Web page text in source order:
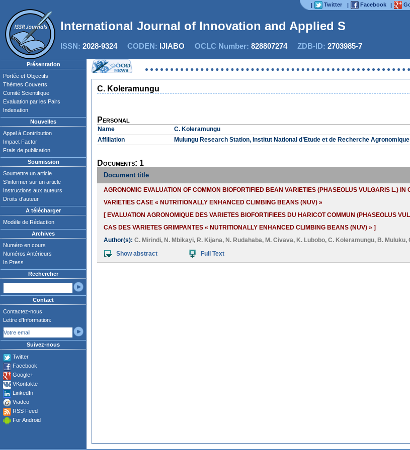
| Twitter | Facebook |
International Journal of Innovation and Applied Stu
ISSN: 2028-9324CODEN: IJIABO OCLC Number: 828807274ZDB-ID: 2703985-7
Présentation
Portée et Objectifs
Thèmes Couverts
Comité Scientifique
Evaluation par les Pairs
Indexation
Nouvelles
Appel à Contribution
Impact Factor
Frais de publication
Soumission
Soumettre un article
S'informer sur un article
Instructions aux auteurs
Droits d'auteur
A télécharger
Modèle de Rédaction
Archives
Numéro en cours
Numéros Antérieurs
In Press
Rechercher
Contact
Contactez-nous
Lettre d'Information:
Suivez-nous
Twitter
Facebook
Google+
VKontakte
LinkedIn
Viadeo
RSS Feed
For Android
C. Koleramungu
Personal
Name
C. Koleramungu
Affiliation
Mulungu Research Station, Institut National d’Etude et de Recherche
Documents: 1
Document title
AGRONOMIC EVALUATION OF COMMON BIOFORTIFIED BEAN VARIETIES (PHASEOLUS VULGARIS L.)
VARIETIES CASE « NUTRITIONALLY ENHANCED CLIMBING BEANS (NUV) »
[ EVALUATION AGRONOMIQUE DES VARIETES BIOFORTIFIEES DU HARICOT COMMUN (PHASEOLUS
CAS DES VARIETES GRIMPANTES « NUTRITIONALLY ENHANCED CLIMBING BEANS (NUV) » ]
Author(s): C. Mirindi, N. Mbikayi, R. Kijana, N. Rudahaba, M. Civava, K. Lubobo, C. Koleramungu, B. Muluku,
Show abstract
Full Text